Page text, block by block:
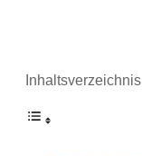
Inhaltsverzeichnis